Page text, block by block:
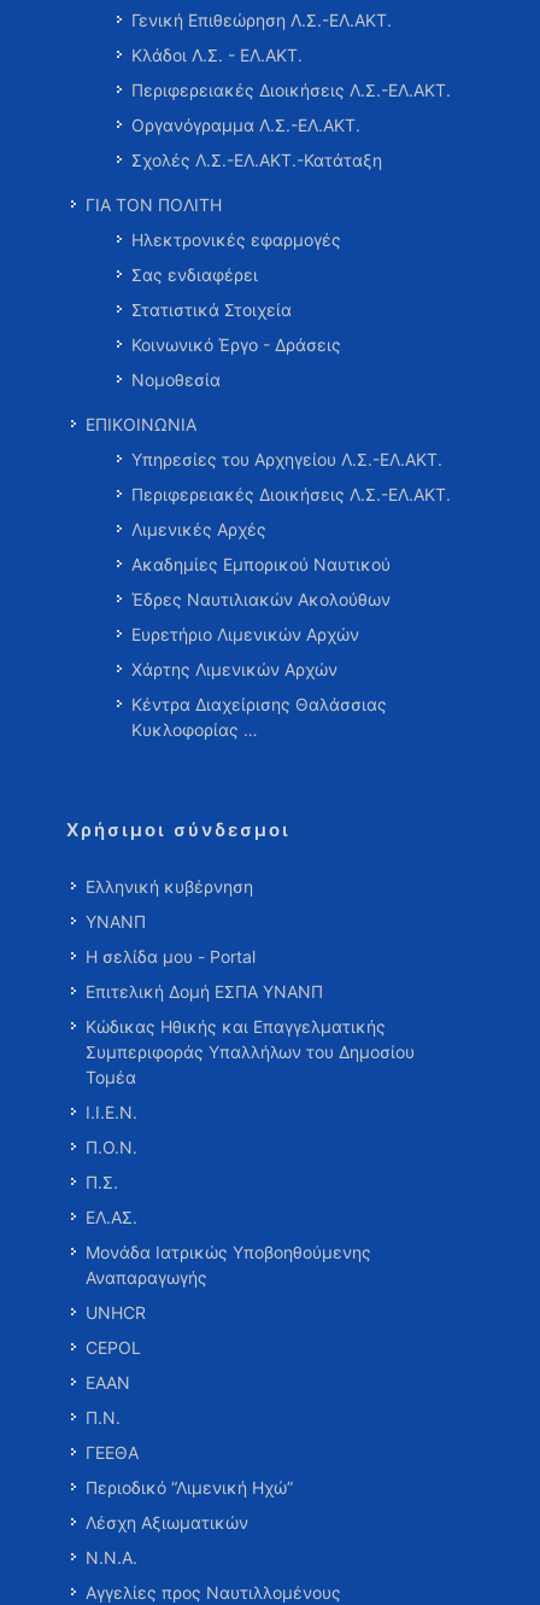
Γενική Επιθεώρηση Λ.Σ.-ΕΛ.ΑΚΤ.
Κλάδοι Λ.Σ. - ΕΛ.ΑΚΤ.
Περιφερειακές Διοικήσεις Λ.Σ.-ΕΛ.ΑΚΤ.
Οργανόγραμμα Λ.Σ.-ΕΛ.ΑΚΤ.
Σχολές Λ.Σ.-ΕΛ.ΑΚΤ.-Κατάταξη
ΓΙΑ ΤΟΝ ΠΟΛΙΤΗ
Ηλεκτρονικές εφαρμογές
Σας ενδιαφέρει
Στατιστικά Στοιχεία
Κοινωνικό Έργο - Δράσεις
Νομοθεσία
ΕΠΙΚΟΙΝΩΝΙΑ
Υπηρεσίες του Αρχηγείου Λ.Σ.-ΕΛ.ΑΚΤ.
Περιφερειακές Διοικήσεις Λ.Σ.-ΕΛ.ΑΚΤ.
Λιμενικές Αρχές
Ακαδημίες Εμπορικού Ναυτικού
Έδρες Ναυτιλιακών Ακολούθων
Ευρετήριο Λιμενικών Αρχών
Χάρτης Λιμενικών Αρχών
Κέντρα Διαχείρισης Θαλάσσιας
Κυκλοφορίας …
Χρήσιμοι σύνδεσμοι
Ελληνική κυβέρνηση
ΥΝΑΝΠ
Η σελίδα μου - Portal
Επιτελική Δομή ΕΣΠΑ ΥΝΑΝΠ
Κώδικας Ηθικής και Επαγγελματικής
Συμπεριφοράς Υπαλλήλων του Δημοσίου
Τομέα
Ι.Ι.Ε.Ν.
Π.Ο.Ν.
Π.Σ.
ΕΛ.ΑΣ.
Μονάδα Ιατρικώς Υποβοηθούμενης
Αναπαραγωγής
UNHCR
CEPOL
ΕΑΑΝ
Π.Ν.
ΓΕΕΘΑ
Περιοδικό “Λιμενική Ηχώ”
Λέσχη Αξιωματικών
Ν.Ν.Α.
Αγγελίες προς Ναυτιλλομένους